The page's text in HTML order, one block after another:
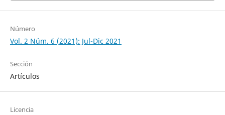
Número
Vol. 2 Núm. 6 (2021): Jul-Dic 2021
Sección
Artículos
Licencia